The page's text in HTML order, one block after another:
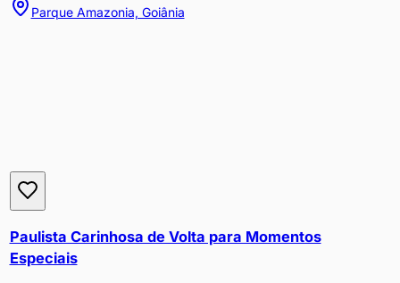
Parque Amazonia, Goiânia
Paulista Carinhosa de Volta para Momentos
Especiais